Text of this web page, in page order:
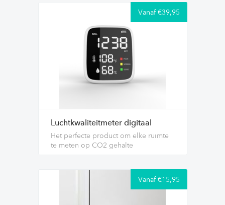
Vanaf €39,95
Luchtkwaliteitmeter digitaal
Het perfecte product om elke ruimte
te meten op CO2 gehalte
Vanaf €15,95